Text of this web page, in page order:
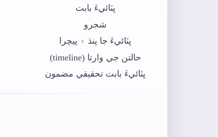
ڀٽائيءَ بابت
شجرو
ڀٽائيءَ جا پنڌ ۽ پيچرا
حالتن جي وارتا (timeline)
ڀٽائيءَ بابت تحقيقي مضمون